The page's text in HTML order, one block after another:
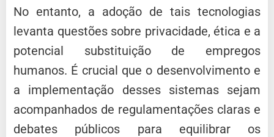
No entanto, a adoção de tais tecnologias
levanta questões sobre privacidade, ética e a
potencial substituição de empregos
humanos. É crucial que o desenvolvimento e
a implementação desses sistemas sejam
acompanhados de regulamentações claras e
debates públicos para equilibrar os